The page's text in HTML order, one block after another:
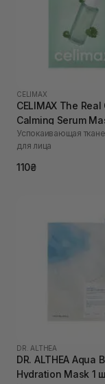
CELIMAX
CELIMAX The Real
Calming Serum
Успокаивающая
для лица
110₴
DR. ALTHEA
DR. ALTHEA Aqua
Hydration Mask 1